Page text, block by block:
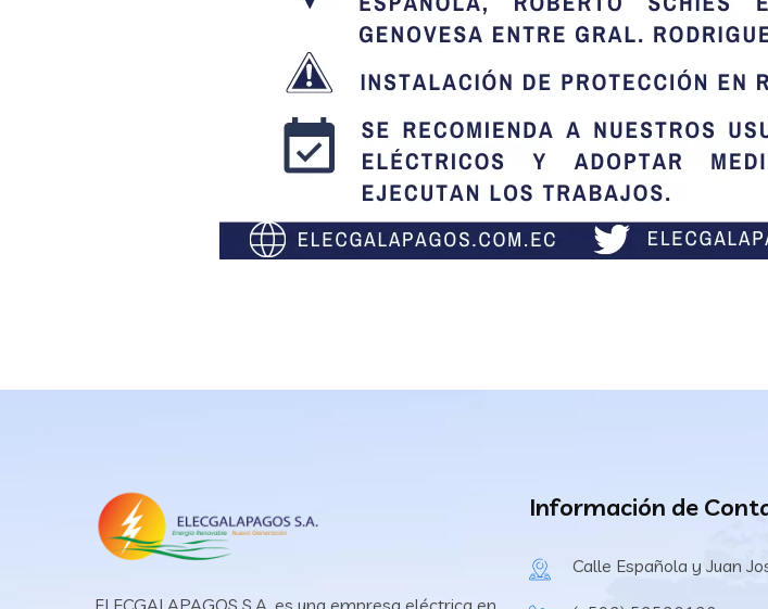
ELECGALAPAGOS S.A. es una empresa eléctrica en
Información de
Calle Española y Juan